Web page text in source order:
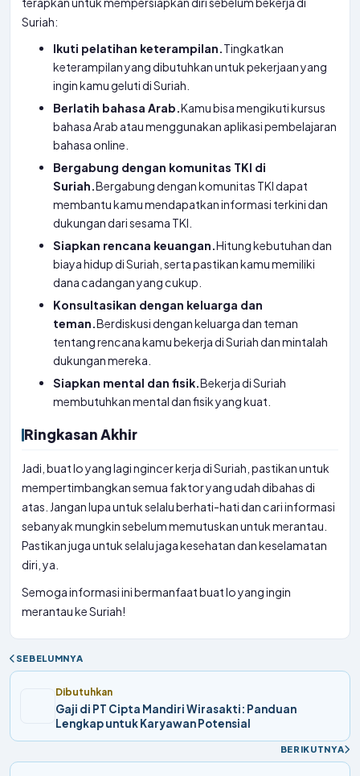
Suriah:
Ikuti pelatihan keterampilan.Tingkatkan
keterampilan yang dibutuhkan untuk pekerjaan yang
ingin kamu geluti di Suriah.
Berlatih bahasa Arab.Kamu bisa mengikuti kursus
bahasa Arab atau menggunakan aplikasi pembelajaran
bahasa online.
Bergabung dengan komunitas TKI di
Suriah.Bergabung dengan komunitas TKI dapat
membantu kamu mendapatkan informasi terkini dan
dukungan dari sesama TKI.
Siapkan rencana keuangan.Hitung kebutuhan dan
biaya hidup di Suriah, serta pastikan kamu memiliki
dana cadangan yang cukup.
Konsultasikan dengan keluarga dan
teman.Berdiskusi dengan keluarga dan teman
tentang rencana kamu bekerja di Suriah dan mintalah
dukungan mereka.
Siapkan mental dan fisik.Bekerja di Suriah
membutuhkan mental dan fisik yang kuat.
Ringkasan Akhir
Jadi, buat lo yang lagi ngincer kerja di Suriah, pastikan untuk
mempertimbangkan semua faktor yang udah dibahas di
atas. Jangan lupa untuk selalu berhati-hati dan cari informasi
sebanyak mungkin sebelum memutuskan untuk merantau.
Pastikan juga untuk selalu jaga kesehatan dan keselamatan
diri, ya.
Semoga informasi ini bermanfaat buat lo yang ingin
merantau ke Suriah!
SEBELUMNYA
Dibutuhkan
Gaji di PT Cipta Mandiri Wirasakti: Panduan
Lengkap untuk Karyawan Potensial
BERIKUTNYA